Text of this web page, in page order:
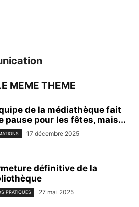
MEME THEME
de la médiathèque fait
pause pour les fêtes, mais...
17 décembre 2025
définitive de la
PRATIQUES 27 mai 2025